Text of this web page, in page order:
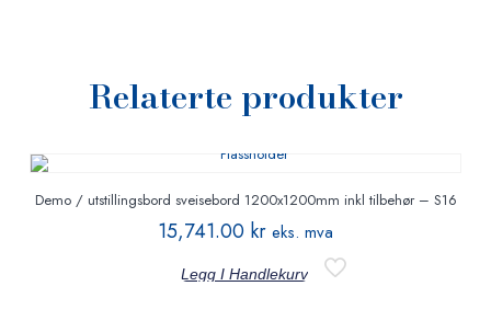
Relaterte produkter
Demo / utstillingsbord sveisebord 1200x1200mm inkl tilbehør – S16
15,741.00 kr eks. mva
Legg I Handlekurv